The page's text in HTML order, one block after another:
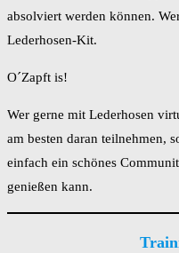
absolviert werden können.
Lederhosen-Kit.
O´Zapft is!
Wer gerne mit Lederhosen
am besten daran teilnehmen,
einfach ein schönes
genießen kann.